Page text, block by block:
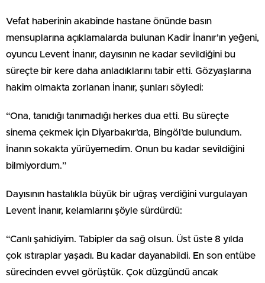
Vefat haberinin akabinde hastane önünde basın
mensuplarına açıklamalarda bulunan Kadir İnanır’ın yeğeni,
oyuncu Levent İnanır, dayısının ne kadar sevildiğini bu
süreçte bir kere daha anladıklarını tabir etti. Gözyaşlarına
hakim olmakta zorlanan İnanır, şunları söyledi:
“Ona, tanıdığı tanımadığı herkes dua etti. Bu süreçte
sinema çekmek için Diyarbakır’da, Bingöl’de bulundum.
İnanın sokakta yürüyemedim. Onun bu kadar sevildiğini
bilmiyordum.”
Dayısının hastalıkla büyük bir uğraş verdiğini vurgulayan
Levent İnanır, kelamlarını şöyle sürdürdü:
“Canlı şahidiyim. Tabipler da sağ olsun. Üst üste 8 yılda
çok ıstıraplar yaşadı. Bu kadar dayanabildi. En son entübe
sürecinden evvel görüştük. Çok düzgündü ancak